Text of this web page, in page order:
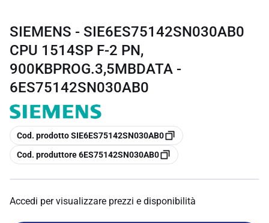
SIEMENS - SIE6ES75142SN030AB0
CPU 1514SP F-2 PN,
900KBPROG.3,5MBDATA -
6ES75142SN030AB0
copia
Cod. prodotto SIE6ES75142SN030AB0
copia
Cod. produttore 6ES75142SN030AB0
Accedi per visualizzare prezzi e disponibilità